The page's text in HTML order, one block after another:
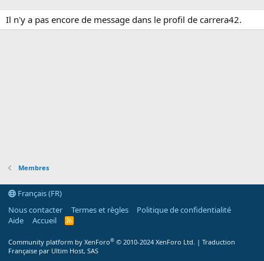
Il n'y a pas encore de message dans le profil de carrera42.
Membres
Français (FR)
Nous contacter
Termes et règles
Politique de confidentialité
Aide
Accueil
R
Community platform by XenForo® © 2010-2024 XenForo Ltd. | Traduction
Française par Ultim Host, SAS